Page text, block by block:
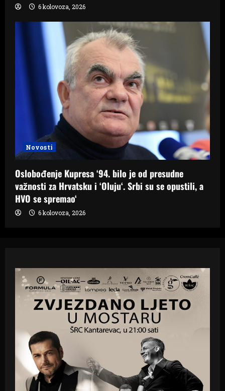
6 kolovoza, 2026
Novosti
Oslobođenje Kupresa ‘94. bilo je od presudne
važnosti za Hrvatsku i ‘Oluju‘. Srbi su se opustili, a
HVO se spremao‘
6 kolovoza, 2026